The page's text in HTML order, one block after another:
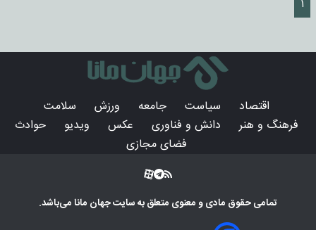
۱
اقتصاد سیاست جامعه ورزش
سلامت
فرهنگ و هنر
دانش و فناوری عکس ویدیو
حوادث
فضای مجازی
تمامی حقوق مادی و معنوی متعلق به سایتجهان مانامی‌باشد.